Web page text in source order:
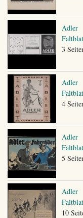
Adler
3
Adler
4
Adler
5
Adler
10